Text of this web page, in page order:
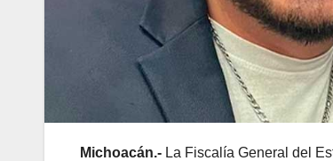
Michoacán.- La Fiscalía General del